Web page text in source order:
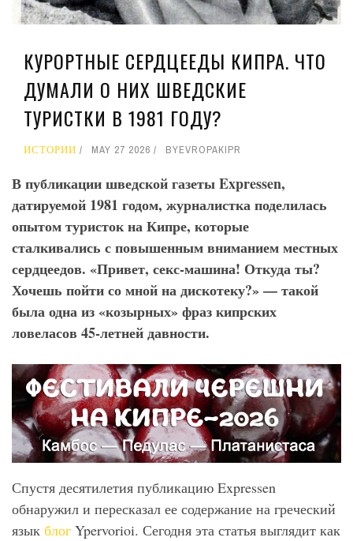
КУРОРТНЫЕ СЕРДЦЕЕДЫ КИПРА. ЧТО
ДУМАЛИ О НИХ ШВЕДСКИЕ
ТУРИСТКИ В 1981 ГОДУ?
ИСТОРИИ MAY 27 2026 BYEVROPAKIPR
В публикации шведской газеты Expressen,
датируемой 1981 годом, журналистка поделилась
опытом туристок на Кипре, которые
сталкивались с повышенным вниманием местных
сердцеедов. «Привет, секс-машина! Откуда ты?
Хочешь пойти со мной на дискотеку?» — такой
была одна из «козырных» фраз кипрских
ловеласов 45-летней давности.
Спустя десятилетия публикацию Expressen
обнаружил и пересказал ее содержание на греческий
язык блог Ypervorioi. Сегодня эта статья выглядит как